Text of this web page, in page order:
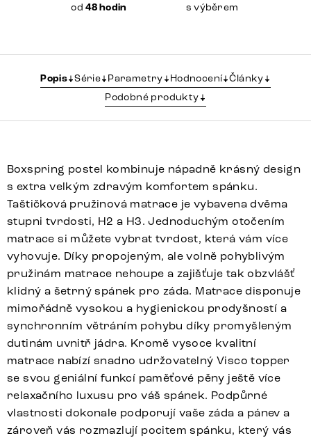
od48 hodin
s výběrem
Popis Série Parametry Hodnocení Články
Podobné produkty
Boxspring postel kombinuje nápadně krásný design
s extra velkým zdravým komfortem spánku.
Taštičková pružinová matrace je vybavena dvěma
stupni tvrdosti, H2 a H3. Jednoduchým otočením
matrace si můžete vybrat tvrdost, která vám více
vyhovuje. Díky propojeným, ale volně pohyblivým
pružinám matrace nehoupe a zajišťuje tak obzvlášť
klidný a šetrný spánek pro záda. Matrace disponuje
mimořádně vysokou a hygienickou prodyšností a
synchronním větráním pohybu díky promyšleným
dutinám uvnitř jádra. Kromě vysoce kvalitní
matrace nabízí snadno udržovatelný Visco topper
se svou geniální funkcí paměťové pěny ještě více
relaxačního luxusu pro váš spánek. Podpůrné
vlastnosti dokonale podporují vaše záda a pánev a
zároveň vás rozmazlují pocitem spánku, který vás